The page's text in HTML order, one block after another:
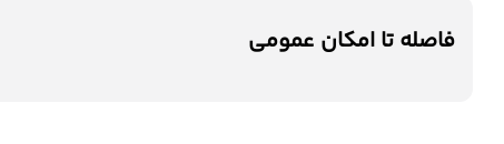
فاصله تا امکان عمومی